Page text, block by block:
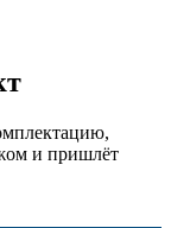
и пришлёт